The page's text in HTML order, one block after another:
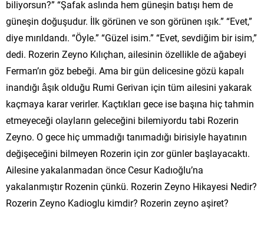
biliyorsun?” “Şafak aslında hem güneşin batışı hem de
güneşin doğuşudur. İlk görünen ve son görünen ışık.” “Evet,”
diye mırıldandı. “Öyle.” “Güzel isim.” “Evet, sevdiğim bir isim,”
dedi. Rozerin Zeyno Kılıçhan, ailesinin özellikle de ağabeyi
Ferman’ın göz bebeği. Ama bir gün delicesine gözü kapalı
inandığı âşık olduğu Rumi Gerivan için tüm ailesini yakarak
kaçmaya karar verirler. Kaçtıkları gece ise başına hiç tahmin
etmeyeceği olayların geleceğini bilemiyordu tabi Rozerin
Zeyno. O gece hiç ummadığı tanımadığı birisiyle hayatının
değişeceğini bilmeyen Rozerin için zor günler başlayacaktı.
Ailesine yakalanmadan önce Cesur Kadıoğlu’na
yakalanmıştır Rozenin çünkü. Rozerin Zeyno Hikayesi Nedir?
Rozerin Zeyno Kadioglu kimdir? Rozerin zeyno aşiret?